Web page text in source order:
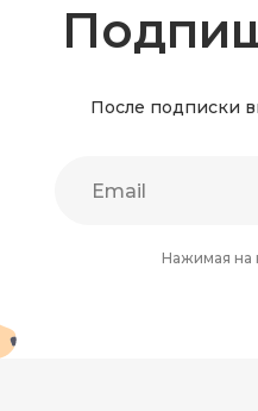
После подписки
Нажимая на